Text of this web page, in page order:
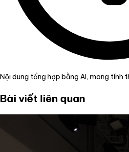
Nội dung tổng hợp bằng AI, mang tính
Bài viết liên quan